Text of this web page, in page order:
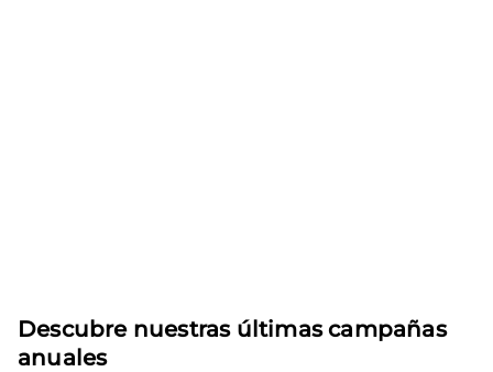
Descubre nuestras últimas campañas
anuales